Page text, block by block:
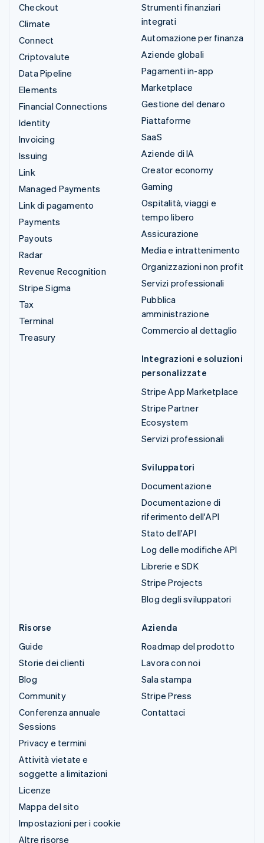
Checkout
Climate
Connect
Criptovalute
Data Pipeline
Elements
Financial Connections
Identity
Invoicing
Issuing
Link
Managed Payments
Link di pagamento
Payments
Payouts
Radar
Revenue Recognition
Stripe Sigma
Tax
Terminal
Treasury
Strumenti finanziari
integrati
Automazione per finanza
Aziende globali
Pagamenti in-app
Marketplace
Gestione del denaro
Piattaforme
SaaS
Aziende di IA
Creator economy
Gaming
Ospitalità, viaggi e
tempo libero
Assicurazione
Media e intrattenimento
Organizzazioni non profit
Servizi professionali
Pubblica
amministrazione
Commercio al dettaglio
Integrazioni e soluzioni
personalizzate
Stripe App Marketplace
Stripe Partner
Ecosystem
Servizi professionali
Sviluppatori
Documentazione
Documentazione di
riferimento dell'API
Stato dell'API
Log delle modifiche API
Librerie e SDK
Stripe Projects
Blog degli sviluppatori
Risorse
Guide
Storie dei clienti
Blog
Community
Conferenza annuale
Sessions
Privacy e termini
Attività vietate e
soggette a limitazioni
Licenze
Mappa del sito
Impostazioni per i cookie
Altre risorse
Azienda
Roadmap del prodotto
Lavora con noi
Sala stampa
Stripe Press
Contattaci